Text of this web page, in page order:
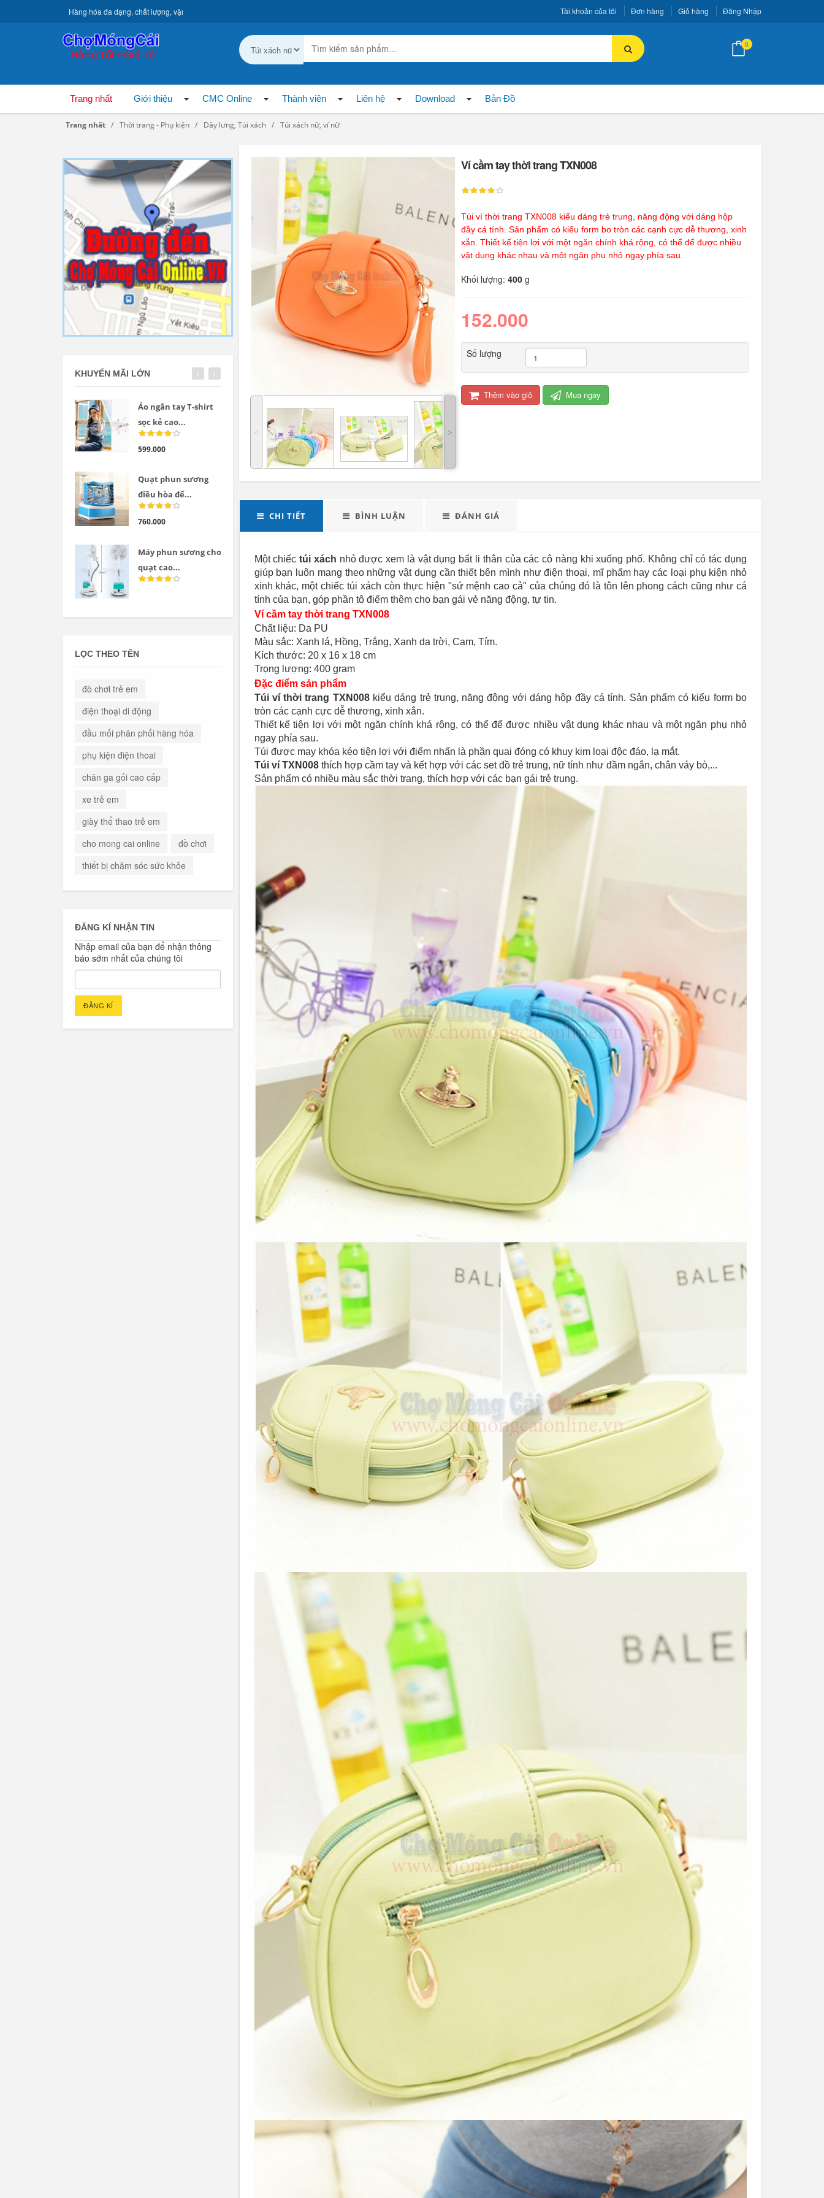
Tài khoản của tôi Đơn hàng Giỏ hàng Đăng Nhập
Hàng hóa đa dạng, chất lượng, vận chuyển toàn quốc.
0
Trang nhất Giới thiệu CMC Online Thành viên Liên hệ Download Bản Đồ
Trang nhất Thời trang - Phụ kiện Dây lưng, Túi xách Túi xách nữ, ví nữ
˂ ˃
Ví cầm tay thời trang TXN008
Túi ví thời trang TXN008 kiểu dáng trẻ trung, năng động với dáng hộp
đầy cá tính. Sản phẩm có kiểu form bo tròn các cạnh cực dễ thương, xinh
xắn. Thiết kế tiện lợi với một ngăn chính khá rộng, có thể để được nhiều
vật dụng khác nhau và một ngăn phụ nhỏ ngay phía sau.
Khối lượng:400 g
152.000
Số lượng
Thêm vào giỏ Mua ngay
CHI TIẾT BÌNH LUẬN ĐÁNH GIÁ
Một chiếctúi xách nhỏ được xem là vật dụng bất li thân của các cô nàng khi xuống phố. Không chỉ có tác dụng
giúp bạn luôn mang theo những vật dụng cần thiết bên mình như điện thoại, mĩ phẩm hay các loại phụ kiện nhỏ
xinh khác, một chiếc túi xách còn thực hiện "sứ mệnh cao cả" của chúng đó là tôn lên phong cách cũng như cá
tính của bạn, góp phần tô điểm thêm cho bạn gái vẻ năng động, tự tin.
Ví cầm tay thời trang TXN008
Chất liệu: Da PU
Màu sắc: Xanh lá, Hồng, Trắng, Xanh da trời, Cam, Tím.
Kích thước: 20 x 16 x 18 cm
Trọng lượng: 400 gram
Đặc điểm sản phẩm
Túi ví thời trang TXN008kiểu dáng trẻ trung, năng động với dáng hộp đầy cá tính. Sản phẩm có kiểu form bo
tròn các cạnh cực dễ thương, xinh xắn.
Thiết kế tiện lợi với một ngăn chính khá rộng, có thể để được nhiều vật dụng khác nhau và một ngăn phụ nhỏ
ngay phía sau.
Túi được may khóa kéo tiện lợi với điểm nhấn là phần quai đóng có khuy kim loại độc đáo, lạ mắt.
Túi ví TXN008 thích hợp cầm tay và kết hợp với các set đồ trẻ trung, nữ tính như đầm ngắn, chân váy bò,...
Sản phẩm có nhiều màu sắc thời trang, thích hợp với các bạn gái trẻ trung.
KHUYẾN MÃI LỚN
Áo ngắn tay T-shirt
sọc kẻ cao...
599.000
Quạt phun sương
điều hòa để...
760.000
Máy phun sương cho
quạt cao...
LED tuýp cầm tay đa
năng...
Đèn tích điện xách
Đèn tích điện cao
cấp KM 792C
Quạt điện đôi 12V
cho oto tải...
289.000
Máy xay sinh tố đa
490.000
Quạt đứng công
nghiệp Centron
LỌC THEO TÊN
đò chơi trẻ em
điện thoại di động
đầu mối phân phối hàng hóa
phụ kiện điện thoai
chăn ga gối cao cấp
xe trẻ em
giày thể thao trẻ em
cho mong cai online
đồ chơi
thiết bị chăm sóc sức khỏe
ĐĂNG KÍ NHẬN TIN
Nhập email của bạn để nhận thông
báo sớm nhất của chúng tôi